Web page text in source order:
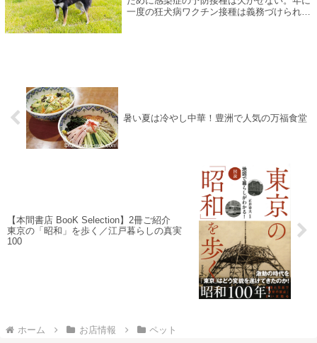
一度の狂犬病ワクチン接種は義務づけられて
暑い夏は冷やし中華！豊洲で人気の万福食堂
【本間書店 BooK Selection】2冊ご紹介
東京の「昭和」を歩く／江戸暮らしの真実
100
ホーム お店情報 ペット